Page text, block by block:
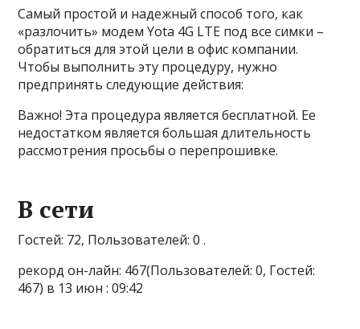
Самый простой и надежный способ того, как
«разлочить» модем Yota 4G LTE под все симки –
обратиться для этой цели в офис компании.
Чтобы выполнить эту процедуру, нужно
предпринять следующие действия:
Важно! Эта процедура является бесплатной. Ее
недостатком является большая длительность
рассмотрения просьбы о перепрошивке.
В сети
Гостей: 72, Пользователей: 0 .
рекорд он-лайн: 467(Пользователей: 0, Гостей:
467) в 13 июн : 09:42